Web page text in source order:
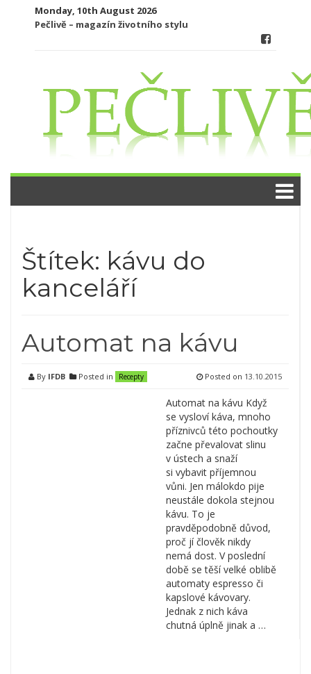
Monday, 10th August 2026
Pečlivě – magazín životního stylu
Štítek: kávu do
kanceláří
Automat na kávu
By IFDB Posted in Recepty Posted on 13.10.2015
Automat na kávu Když
se vysloví káva, mnoho
příznivců této pochoutky
začne převalovat slinu
v ústech a snaží
si vybavit příjemnou
vůni. Jen málokdo pije
neustále dokola stejnou
kávu. To je
pravděpodobně důvod,
proč jí člověk nikdy
nemá dost. V poslední
době se těší velké oblibě
automaty espresso či
kapslové kávovary.
Jednak z nich káva
chutná úplně jinak a …